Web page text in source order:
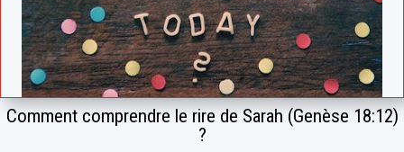
Comment comprendre le rire de Sarah (Genèse 18:12)
?